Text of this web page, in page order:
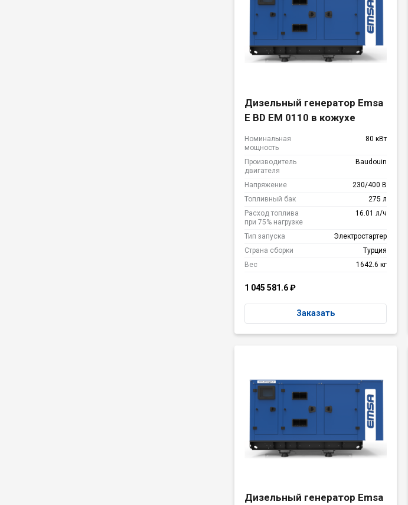
Дизельный генератор Emsa
E BD EM 0110 в кожухе
Номинальная
мощность
80 кВт
Производитель
двигателя
Baudouin
Напряжение
230/400 В
Топливный бак
275 л
Расход топлива
при 75% нагрузке
16.01 л/ч
Тип запуска
Электростартер
Страна сборки
Турция
Вес
1642.6 кг
1 045 581.6₽
Заказать
Дизельный генератор Emsa